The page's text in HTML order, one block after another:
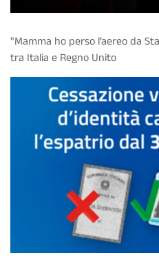
"Mamma ho perso l’aereo da
tra Italia e Regno Unito